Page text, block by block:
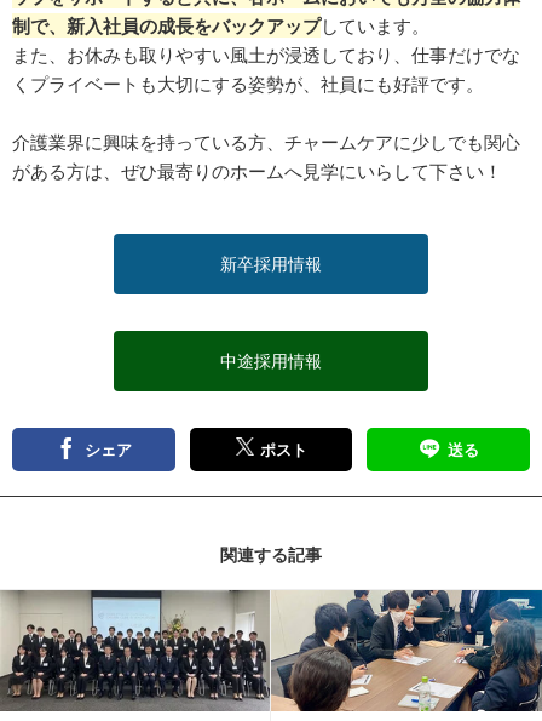
制で、新入社員の成長をバックアップしています。
また、お休みも取りやすい風土が浸透しており、仕事だけでな
くプライベートも大切にする姿勢が、社員にも好評です。
介護業界に興味を持っている方、チャームケアに少しでも関心
がある方は、ぜひ最寄りのホームへ見学にいらして下さい！
新卒採用情報
中途採用情報
シェア ポスト 送る
関連する記事
記事を読む